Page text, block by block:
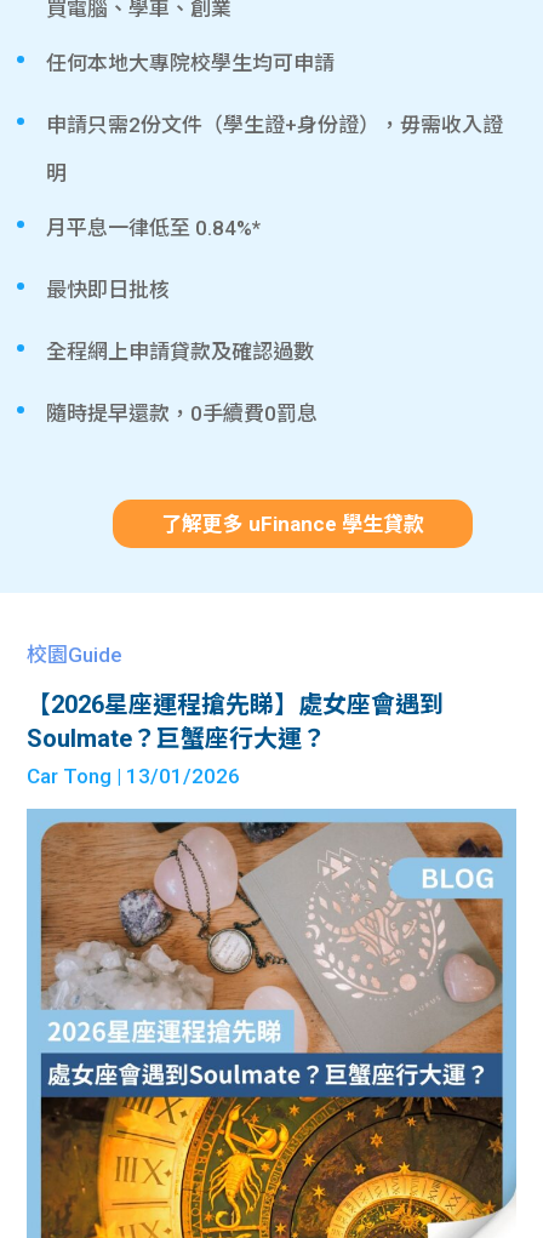
買電腦、學車、創業
任何本地大專院校學生均可申請
申請只需2份文件（學生證+身份證），毋需收入證
明
月平息一律低至 0.84%*
最快即日批核
全程網上申請貸款及確認過數
隨時提早還款，0手續費0罰息
了解更多 uFinance 學生貸款
校園Guide
【2026星座運程搶先睇】處女座會遇到
Soulmate？巨蟹座行大運？
Car Tong | 13/01/2026